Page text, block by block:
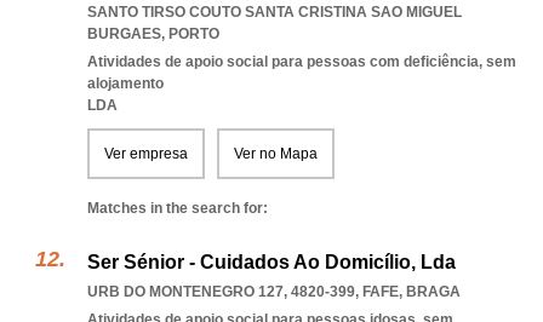
SANTO TIRSO COUTO SANTA CRISTINA SAO MIGUEL
BURGAES, PORTO
Atividades de apoio social para pessoas com deficiência, sem
alojamento
LDA
Ver empresa Ver no Mapa
Matches in the search for:
Ser Sénior - Cuidados Ao Domicílio, Lda
URB DO MONTENEGRO 127, 4820-399, FAFE, BRAGA